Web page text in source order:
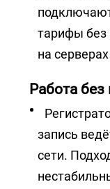
тарифы без
на
Работа без
Регистратор: Полностью автономен:
запись
сети.